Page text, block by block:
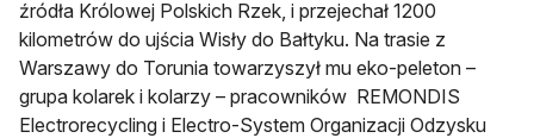
źródła Królowej Polskich Rzek, i przejechał 1200
kilometrów do ujścia Wisły do Bałtyku. Na trasie z
Warszawy do Torunia towarzyszył mu eko-peleton –
grupa kolarek i kolarzy – pracowników REMONDIS
Electrorecycling i Electro-System Organizacji Odzysku